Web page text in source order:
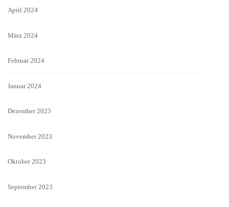
April 2024
März 2024
Februar 2024
Januar 2024
Dezember 2023
November 2023
Oktober 2023
September 2023